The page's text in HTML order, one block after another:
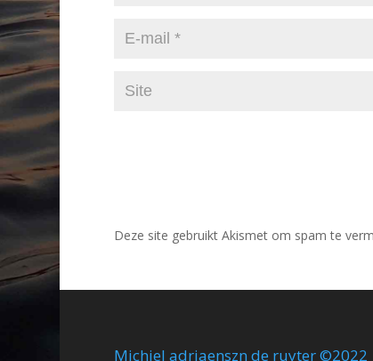
Deze site gebruikt Akismet om spam te
Michiel adriaenszn de ruyter ©2022